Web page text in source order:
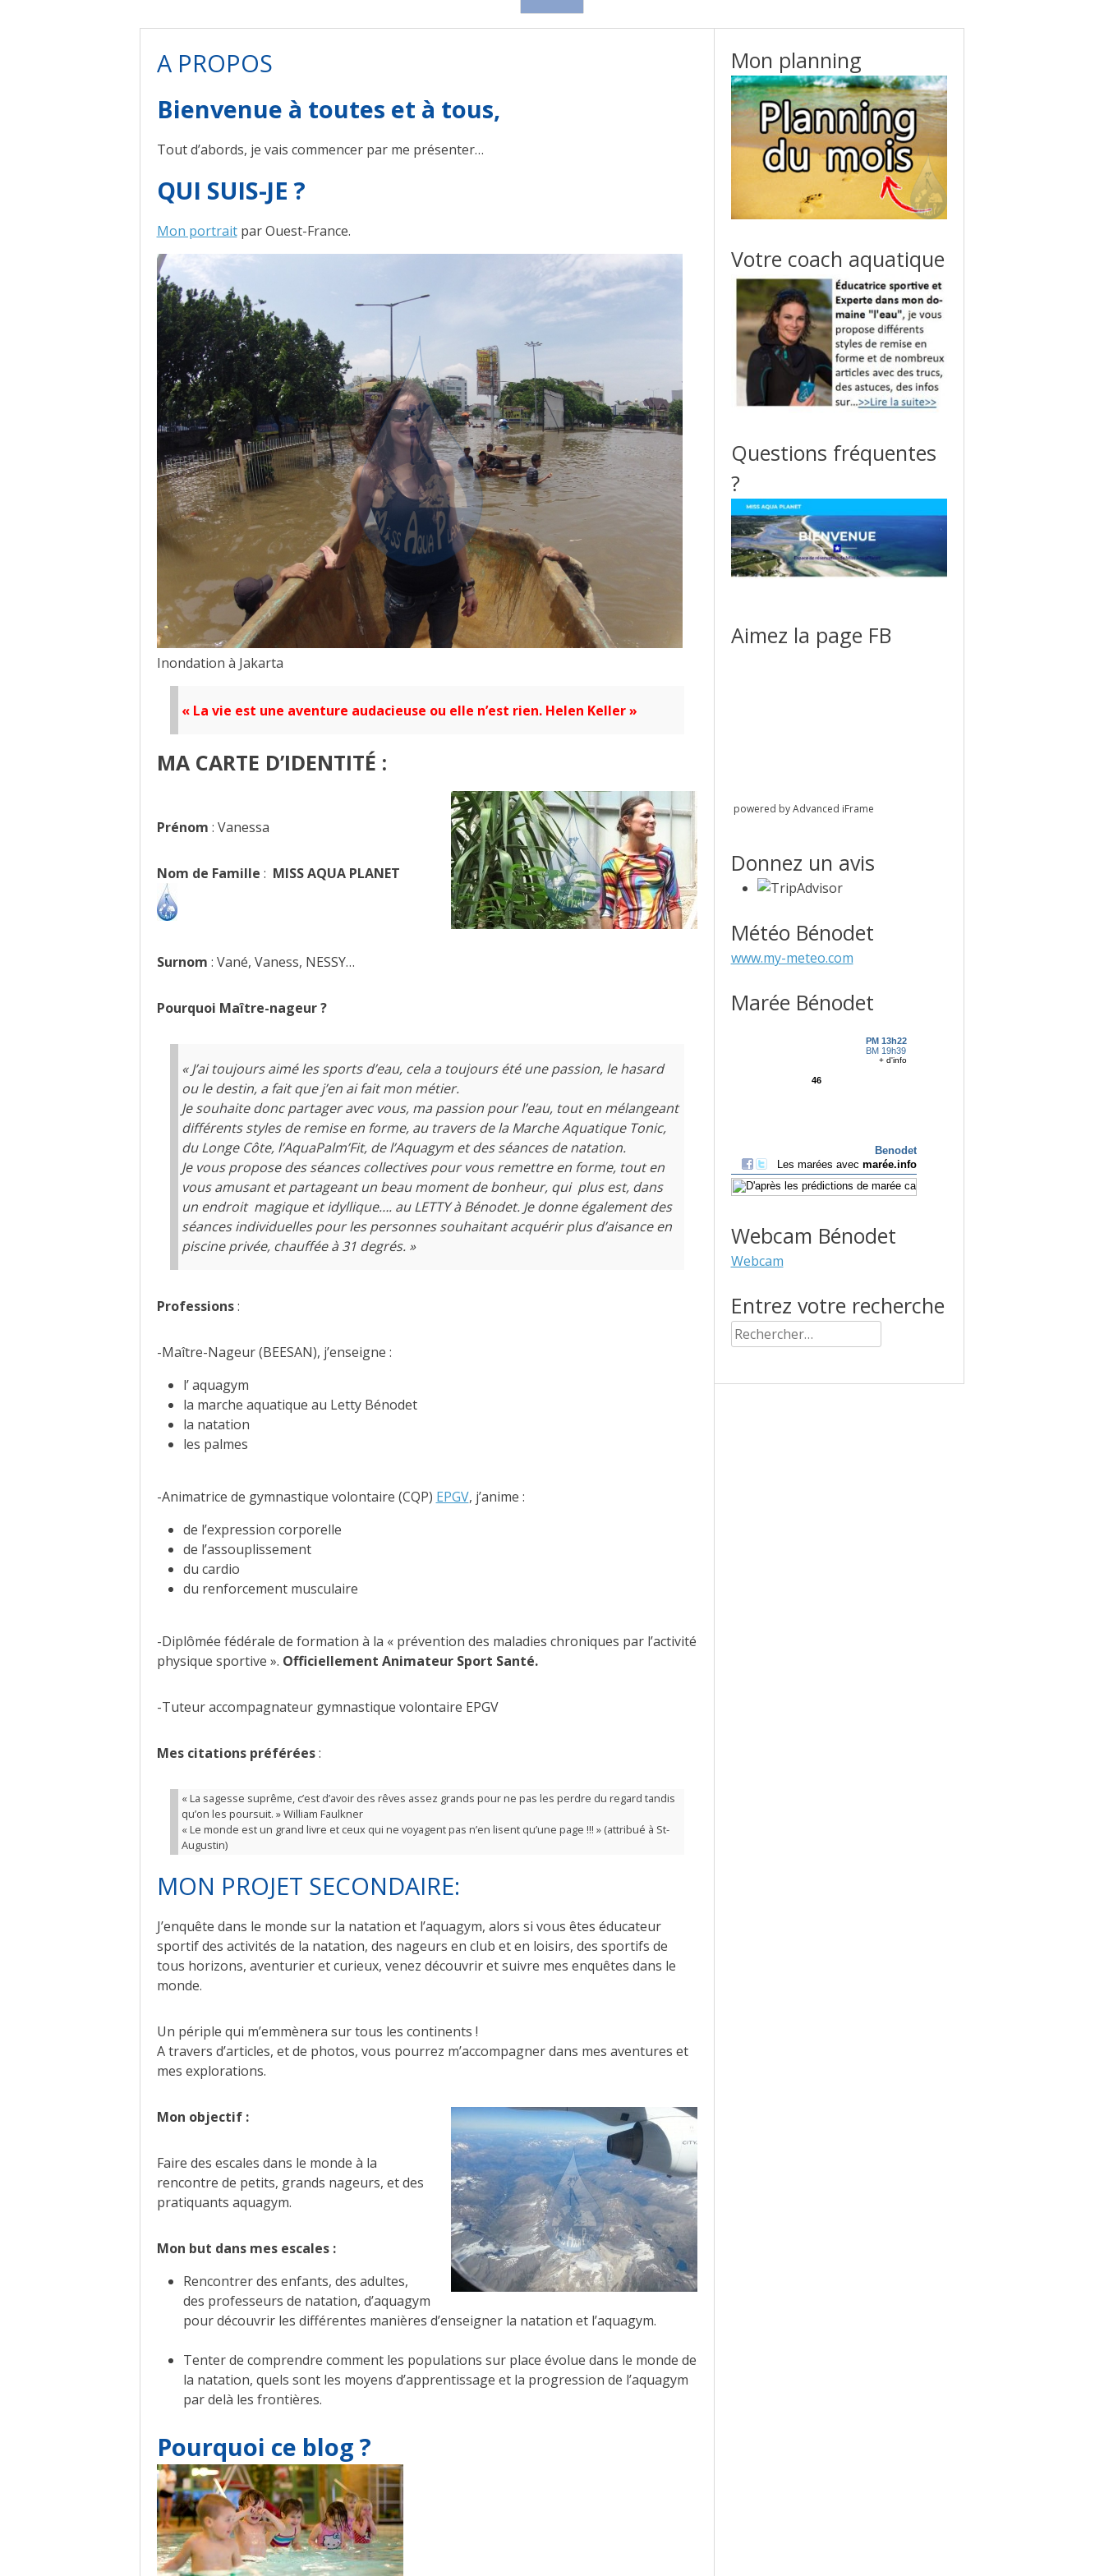
A PROPOS
Bienvenue à toutes et à tous,
Tout d’abords, je vais commencer par me présenter…
QUI SUIS-JE ?
Mon portraitpar Ouest-France.
Inondation à Jakarta
« La vie est une aventure audacieuse ou elle n’est rien. Helen Keller »
MA CARTE D’IDENTITÉ :
Prénom : Vanessa
Nom de Famille : MISS AQUA PLANET
Surnom : Vané, Vaness, NESSY…
Pourquoi Maître-nageur ?
« J’ai toujours aimé les sports d’eau, cela a toujours été une passion, le hasard
ou le destin, a fait que j’en ai fait mon métier.
Je souhaite donc partager avec vous, ma passion pour l’eau, tout en mélangeant
différents styles de remise en forme, au travers de la Marche Aquatique Tonic,
du Longe Côte, l’AquaPalm’Fit, de l’Aquagym et des séances de natation.
Je vous propose des séances collectives pour vous remettre en forme, tout en
vous amusant et partageant un beau moment de bonheur, qui plus est, dans
un endroit magique et idyllique…. au LETTY à Bénodet. Je donne également des
séances individuelles pour les personnes souhaitant acquérir plus d’aisance en
piscine privée, chauffée à 31 degrés. »
Professions:
-Maître-Nageur (BEESAN), j’enseigne :
l’ aquagym
la marche aquatique au Letty Bénodet
la natation
les palmes
-Animatrice de gymnastique volontaire (CQP) EPGV, j’anime :
de l’expression corporelle
de l’assouplissement
du cardio
du renforcement musculaire
-Diplômée fédérale de formation à la « prévention des maladies chroniques par l’activité
physique sportive ». Officiellement Animateur Sport Santé.
-Tuteur accompagnateur gymnastique volontaire EPGV
Mes citations préférées:
« La sagesse suprême, c’est d’avoir des rêves assez grands pour ne pas les perdre du regard tandis
qu’on les poursuit. » William Faulkner
« Le monde est un grand livre et ceux qui ne voyagent pas n’en lisent qu’une page !!! » (attribué à St-
Augustin)
MON PROJET SECONDAIRE:
J’enquête dans le monde sur la natation et l’aquagym, alors si vous êtes éducateur
sportif des activités de la natation, des nageurs en club et en loisirs, des sportifs de
tous horizons, aventurier et curieux, venez découvrir et suivre mes enquêtes dans le
monde.
Un périple qui m’emmènera sur tous les continents !
A travers d’articles, et de photos, vous pourrez m’accompagner dans mes aventures et
mes explorations.
Mon objectif :
Faire des escales dans le monde à la
rencontre de petits, grands nageurs, et des
pratiquants aquagym.
Mon but dans mes escales :
Rencontrer des enfants, des adultes,
des professeurs de natation, d’aquagym
pour découvrir les différentes manières d’enseigner la natation et l’aquagym.
Tenter de comprendre comment les populations sur place évolue dans le monde de
la natation, quels sont les moyens d’apprentissage et la progression de l’aquagym
par delà les frontières.
Pourquoi ce blog ?
Mon planning
Votre coach aquatique
Questions fréquentes
?
Aimez la page FB
powered by Advanced iFrame
Donnez un avis
Météo Bénodet
www.my-meteo.com
Marée Bénodet
Webcam Bénodet
Webcam
Entrez votre recherche
Rechercher :